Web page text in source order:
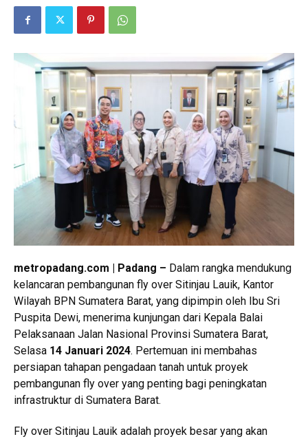
metropadang.com | Padang – Dalam rangka mendukung
kelancaran pembangunan fly over Sitinjau Lauik, Kantor
Wilayah BPN Sumatera Barat, yang dipimpin oleh Ibu Sri
Puspita Dewi, menerima kunjungan dari Kepala Balai
Pelaksanaan Jalan Nasional Provinsi Sumatera Barat,
Selasa 14 Januari 2024. Pertemuan ini membahas
persiapan tahapan pengadaan tanah untuk proyek
pembangunan fly over yang penting bagi peningkatan
infrastruktur di Sumatera Barat.
Fly over Sitinjau Lauik adalah proyek besar yang akan